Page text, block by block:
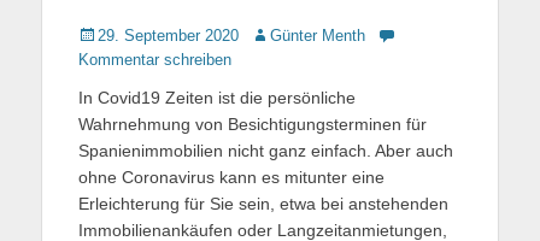
Gepostet
am
29. September 2020 AutorGünter Menth
Kommentar schreiben
In Covid19 Zeiten ist die persönliche
Wahrnehmung von Besichtigungsterminen für
Spanienimmobilien nicht ganz einfach. Aber auch
ohne Coronavirus kann es mitunter eine
Erleichterung für Sie sein, etwa bei anstehenden
Immobilienankäufen oder Langzeitanmietungen,